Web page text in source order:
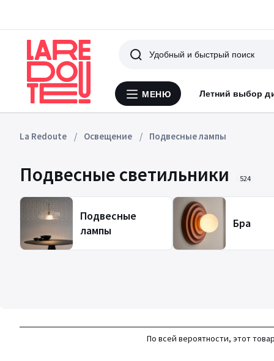
Меню
МЕНЮ Летний выбор
Поиск
La Redoute Освещение Подвесные лампы
Подвесные светильники 524
Подвесные
лампы
Бра
По всей вероятности, этот